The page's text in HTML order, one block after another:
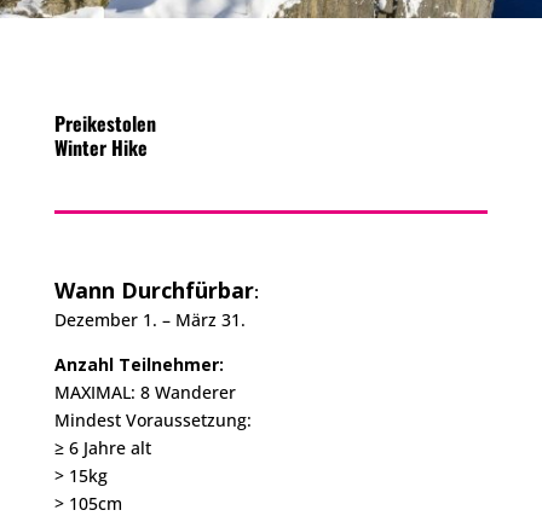
Preikestolen
Winter Hike
Wann Durchfürbar:
Dezember 1. – März 31.
Anzahl Teilnehmer:
MAXIMAL: 8 Wanderer
Mindest Voraussetzung:
≥ 6 Jahre alt
> 15kg
> 105cm